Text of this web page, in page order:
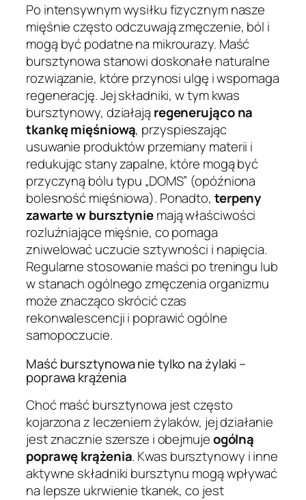
Po intensywnym wysiłku fizycznym nasze
mięśnie często odczuwają zmęczenie, ból i
mogą być podatne na mikrourazy. Maść
bursztynowa stanowi doskonałe naturalne
rozwiązanie, które przynosi ulgę i wspomaga
regenerację. Jej składniki, w tym kwas
bursztynowy, działają regenerująco na
tkankę mięśniową, przyspieszając
usuwanie produktów przemiany materii i
redukując stany zapalne, które mogą być
przyczyną bólu typu „DOMS” (opóźniona
bolesność mięśniowa). Ponadto, terpeny
zawarte w bursztyniemają właściwości
rozluźniające mięśnie, co pomaga
zniwelować uczucie sztywności i napięcia.
Regularne stosowanie maści po treningu lub
w stanach ogólnego zmęczenia organizmu
może znacząco skrócić czas
rekonwalescencji i poprawić ogólne
samopoczucie.
Maść bursztynowa nie tylko na żylaki –
poprawa krążenia
Choć maść bursztynowa jest często
kojarzona z leczeniem żylaków, jej działanie
jest znacznie szersze i obejmujeogólną
poprawę krążenia. Kwas bursztynowy i inne
aktywne składniki bursztynu mogą wpływać
na lepsze ukrwienie tkanek, co jest